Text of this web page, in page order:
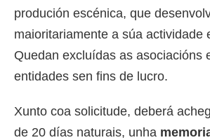
produción escénica, que
maioritariamente a súa actividade
Quedan excluídas as asociacións
entidades sen fins de lucro.
Xunto coa solicitude, deberá
de 20 días naturais, unha